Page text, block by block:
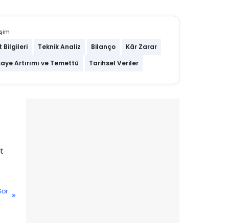
Bilgileri Teknik Analiz Bilanço
Kâr Zarar
Artırımı ve Temettü
Tarihsel Veriler